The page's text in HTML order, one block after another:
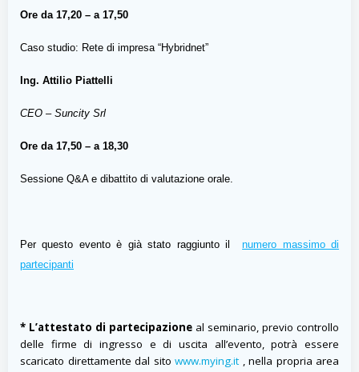
Ore da 17,20 – a 17,50
Caso studio: Rete di impresa “Hybridnet”
Ing. Attilio Piattelli
CEO – Suncity Srl
Ore da 17,50 – a 18,30
Sessione Q&A e dibattito di valutazione orale.
Per questo evento è già stato raggiunto il
numero massimo di
partecipanti
* L’attestato di partecipazione al seminario, previo controllo
delle firme di ingresso e di uscita all’evento, potrà essere
scaricato direttamente dal sito www.mying.it , nella propria area